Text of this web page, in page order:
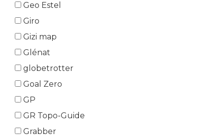
Geo Estel
Giro
Gizi map
Glénat
globetrotter
Goal Zero
GP
GR Topo-Guide
Grabber